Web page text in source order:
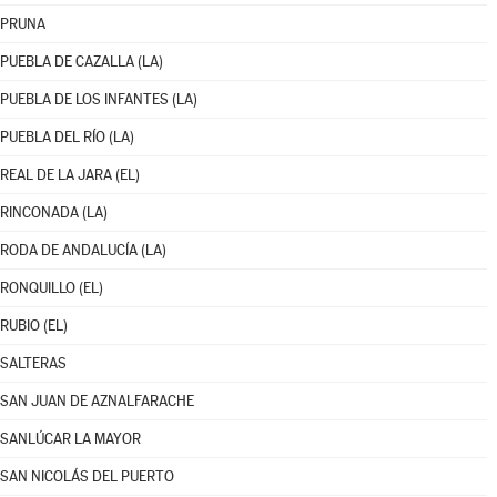
PRUNA
PUEBLA DE CAZALLA (LA)
PUEBLA DE LOS INFANTES (LA)
PUEBLA DEL RÍO (LA)
REAL DE LA JARA (EL)
RINCONADA (LA)
RODA DE ANDALUCÍA (LA)
RONQUILLO (EL)
RUBIO (EL)
SALTERAS
SAN JUAN DE AZNALFARACHE
SANLÚCAR LA MAYOR
SAN NICOLÁS DEL PUERTO